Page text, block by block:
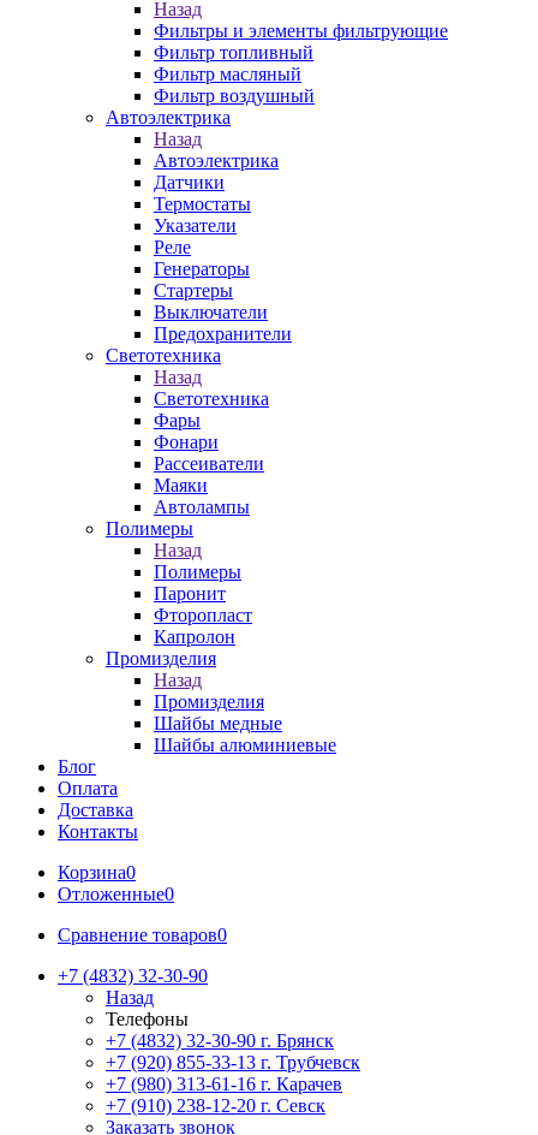
Назад
Фильтры и элементы фильтрующие
Фильтр топливный
Фильтр масляный
Фильтр воздушный
Автоэлектрика
Назад
Автоэлектрика
Датчики
Термостаты
Указатели
Реле
Генераторы
Стартеры
Выключатели
Предохранители
Светотехника
Назад
Светотехника
Фары
Фонари
Рассеиватели
Маяки
Автолампы
Полимеры
Назад
Полимеры
Паронит
Фторопласт
Капролон
Промизделия
Назад
Промизделия
Шайбы медные
Шайбы алюминиевые
Блог
Оплата
Доставка
Контакты
Корзина0
Отложенные0
Сравнение товаров0
+7 (4832) 32-30-90
Назад
Телефоны
+7 (4832) 32-30-90 г. Брянск
+7 (920) 855-33-13 г. Трубчевск
+7 (980) 313-61-16 г. Карачев
+7 (910) 238-12-20 г. Севск
Заказать звонок